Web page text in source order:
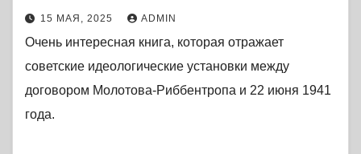
15 МАЯ, 2025 ADMIN
Очень интересная книга, которая отражает
советские идеологические установки между
договором Молотова-Риббентропа и 22 июня 1941
года.